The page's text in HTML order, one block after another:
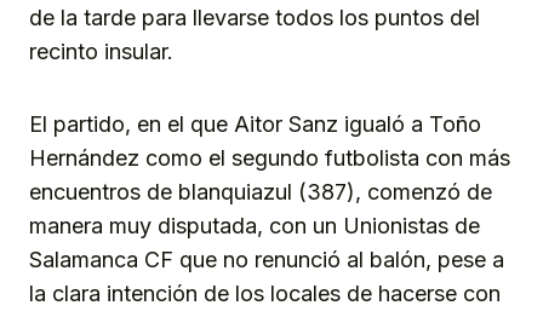
de la tarde para llevarse todos los puntos del
recinto insular.
El partido, en el que Aitor Sanz igualó a Toño
Hernández como el segundo futbolista con más
encuentros de blanquiazul (387), comenzó de
manera muy disputada, con un Unionistas de
Salamanca CF que no renunció al balón, pese a
la clara intención de los locales de hacerse con